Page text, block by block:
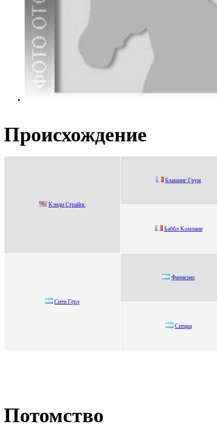
Происхождение
Kэнди Стpайпс
Блaшинг Гpум
Бaббл Koмпaни
Cити Гёрл
Фарнезиo
Cитaрa
Потомство